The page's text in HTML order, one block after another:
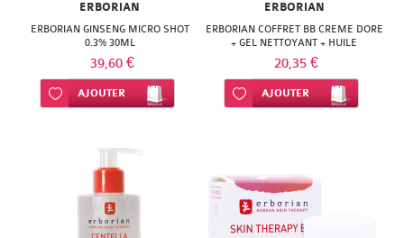
ERBORIAN
ERBORIAN GINSENG MICRO SHOT
0.3% 30ML
39,60 €
Ajouter à ma liste d’envie
AJOUTER
ERBORIAN
ERBORIAN COFFRET BB CREME DORE
+ GEL NETTOYANT + HUILE
DEMAQUILLANTE
20,35 €
Ajouter à ma liste d’envie
AJOUTER